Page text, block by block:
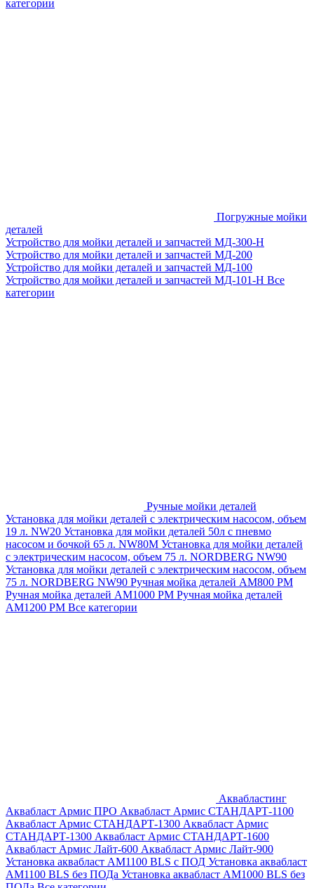
категории
Погружные мойки
деталей
Устройство для мойки деталей и запчастей МД-300-H
Устройство для мойки деталей и запчастей МД-200
Устройство для мойки деталей и запчастей МД-100
Устройство для мойки деталей и запчастей МД-101-Н Все
категории
Ручные мойки деталей
Установка для мойки деталей с электрическим насосом, объем
19 л. NW20 Установка для мойки деталей 50л с пневмо
насосом и бочкой 65 л. NW80M Установка для мойки деталей
с электрическим насосом, объем 75 л. NORDBERG NW90
Установка для мойки деталей с электрическим насосом, объем
75 л. NORDBERG NW90 Ручная мойка деталей АМ800 РМ
Ручная мойка деталей АМ1000 РМ Ручная мойка деталей
АМ1200 РМ Все категории
Аквабластинг
Аквабласт Армис ПРО Аквабласт Армис СТАНДАРТ-1100
Аквабласт Армис СТАНДАРТ-1300 Аквабласт Армис
СТАНДАРТ-1300 Аквабласт Армис СТАНДАРТ-1600
Аквабласт Армис Лайт-600 Аквабласт Армис Лайт-900
Установка аквабласт AM1100 BLS с ПОД Установка аквабласт
AM1100 BLS без ПОДа Установка аквабласт AM1000 BLS без